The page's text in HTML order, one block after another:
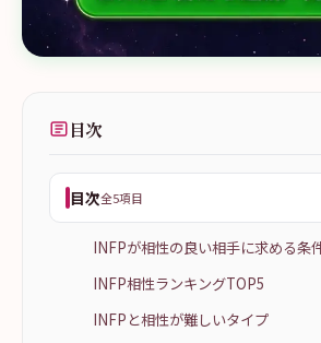
目次
目次全5項目
INFPが相性の良い相手に求める条
INFP相性ランキングTOP5
INFPと相性が難しいタイプ